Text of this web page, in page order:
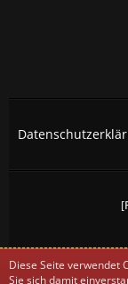
All trademarks,
Diese Seite verwendet
Sie sich damit